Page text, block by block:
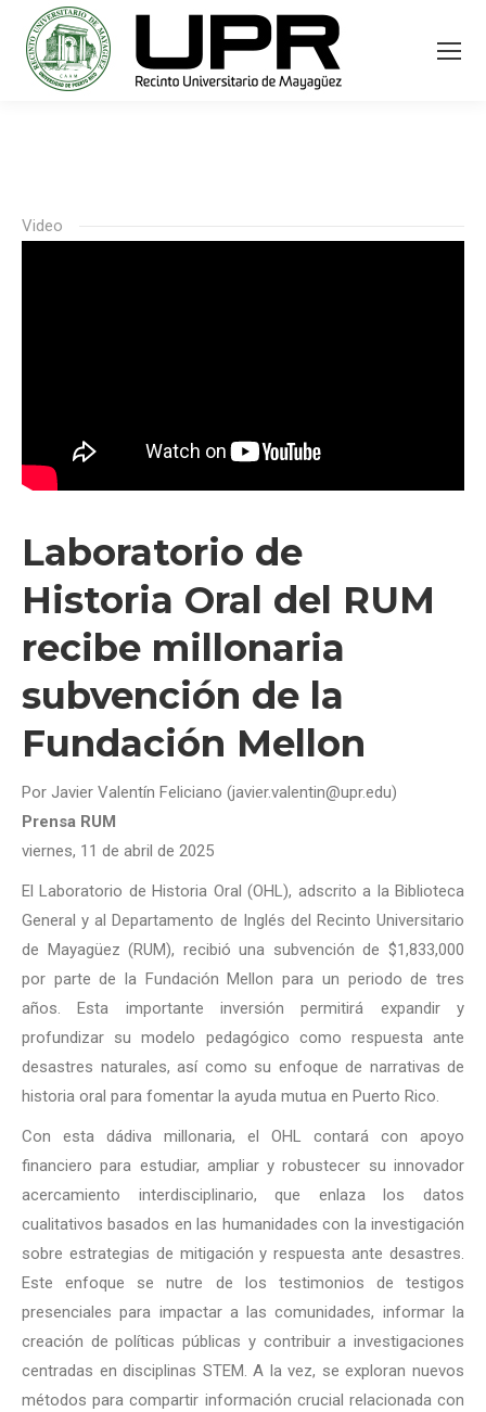
Video
Laboratorio de
Historia Oral del RUM
recibe millonaria
subvención de la
Fundación Mellon
Por Javier Valentín Feliciano (javier.valentin@upr.edu)
Prensa RUM
viernes, 11 de abril de 2025
El Laboratorio de Historia Oral (OHL), adscrito a la Biblioteca
General y al Departamento de Inglés del Recinto Universitario
de Mayagüez (RUM), recibió una subvención de $1,833,000
por parte de la Fundación Mellon para un periodo de tres
años. Esta importante inversión permitirá expandir y
profundizar su modelo pedagógico como respuesta ante
desastres naturales, así como su enfoque de narrativas de
historia oral para fomentar la ayuda mutua en Puerto Rico.
Con esta dádiva millonaria, el OHL contará con apoyo
financiero para estudiar, ampliar y robustecer su innovador
acercamiento interdisciplinario, que enlaza los datos
cualitativos basados en las humanidades con la investigación
sobre estrategias de mitigación y respuesta ante desastres.
Este enfoque se nutre de los testimonios de testigos
presenciales para impactar a las comunidades, informar la
creación de políticas públicas y contribuir a investigaciones
centradas en disciplinas STEM. A la vez, se exploran nuevos
métodos para compartir información crucial relacionada con